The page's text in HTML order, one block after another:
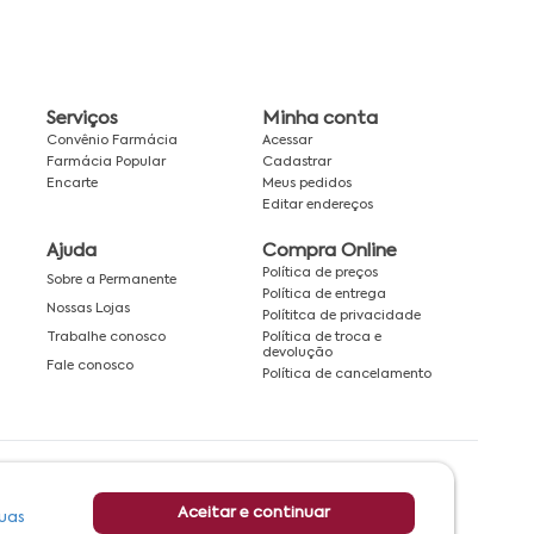
Aceitar e continuar
Serviços
Convênio Farmácia
Farmácia Popular
Encarte
Minha conta
Acessar
Cadastrar
Meus pedidos
Editar endereços
Ajuda
Sobre a Permanente
Nossas Lojas
Trabalhe conosco
Fale conosco
Compra Online
Política de preços
Política de entrega
Polítitca de privacidade
Política de troca e
devolução
Política de cancelamento